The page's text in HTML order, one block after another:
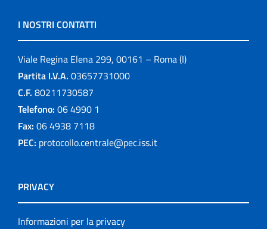
I NOSTRI CONTATTI
Viale Regina Elena 299, 00161 – Roma (I)
Partita I.V.A. 03657731000
C.F. 80211730587
Telefono: 06 4990 1
Fax: 06 4938 7118
PEC: protocollo.centrale@pec.iss.it
PRIVACY
Informazioni per la privacy